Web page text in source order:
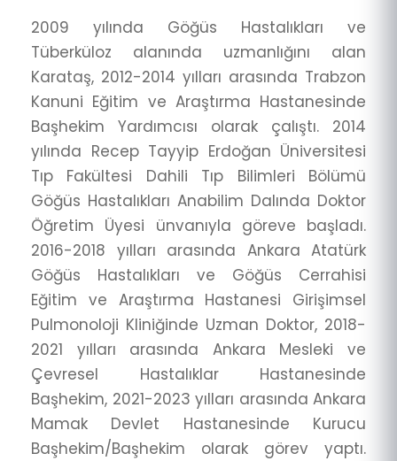
2009 yılında Göğüs Hastalıkları ve
Tüberküloz alanında uzmanlığını alan
Karataş, 2012-2014 yılları arasında Trabzon
Kanuni Eğitim ve Araştırma Hastanesinde
Başhekim Yardımcısı olarak çalıştı. 2014
yılında Recep Tayyip Erdoğan Üniversitesi
Tıp Fakültesi Dahili Tıp Bilimleri Bölümü
Göğüs Hastalıkları Anabilim Dalında Doktor
Öğretim Üyesi ünvanıyla göreve başladı.
2016-2018 yılları arasında Ankara Atatürk
Göğüs Hastalıkları ve Göğüs Cerrahisi
Eğitim ve Araştırma Hastanesi Girişimsel
Pulmonoloji Kliniğinde Uzman Doktor, 2018-
2021 yılları arasında Ankara Mesleki ve
Çevresel Hastalıklar Hastanesinde
Başhekim, 2021-2023 yılları arasında Ankara
Mamak Devlet Hastanesinde Kurucu
Başhekim/Başhekim olarak görev yaptı.